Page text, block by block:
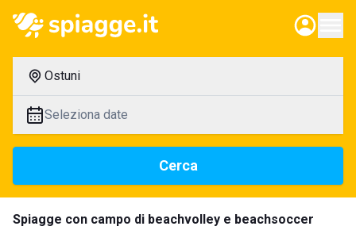
Ostuni
Seleziona date
Cerca
Spiagge con campo di beachvolley e beachsoccer